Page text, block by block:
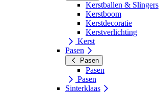
Kerstballen & Slingers
Kerstboom
Kerstdecoratie
Kerstverlichting
Kerst
Pasen
Pasen
Pasen
Pasen
Sinterklaas